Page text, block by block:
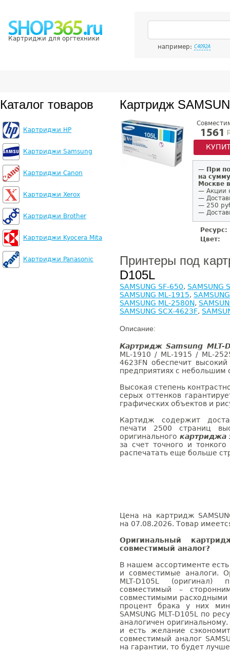
Картриджи для оргтехники
например: C4092A
Каталог товаров
Картриджи HP
Картриджи Samsung
Картриджи Canon
Картриджи Xerox
Картриджи Brother
Картриджи Kyocera Mita
Картриджи Panasonic
Картридж
1561
— При
на
Москве
— Акции
—
— 250
—
Ресурс:
Цвет:
Принтеры под
D105L
SAMSUNG SF-650, SAMSUNG
SAMSUNG ML-1915,
SAMSUNG ML-2580N,
SAMSUNG SCX-4623F,
Описание:
Картридж Samsung MLT-
ML-1910 / ML-1915 / ML-
4623FN обеспечит
предприятиях с
Высокая степень
серых оттенков
графических объектов и
Картидж содержит
печати 2500 страниц
оригинального картриджа
за счет точного и
распечатать еще больше
Цена на картридж
на 07.08.2026. Товар
Оригинальный
совместимый аналог?
В нашем ассортименте
и совместимые аналоги.
MLT-D105L (оригинал)
совместимый –
совместимыми расходными
процент брака у них
SAMSUNG MLT-D105L по
аналогичен
и есть желание
совместимый аналог
на гарантии, то будет